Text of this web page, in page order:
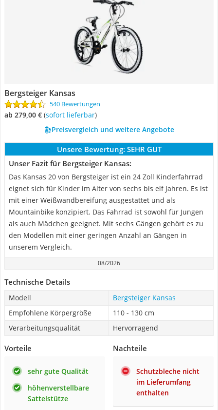
Bergsteiger Kansas
540 Bewertungen
ab 279,00 € ( Sofort lieferbar)
Preisvergleich und weitere Angebote
Unsere Bewertung: SEHR GUT
Unser Fazit für Bergsteiger Kansas:
Das Kansas 20 von Bergsteiger ist ein 24 Zoll Kinderfahrrad
eignet sich für Kinder im Alter von sechs bis elf Jahren. Es ist
mit einer Weißwandbereifung ausgestattet und als
Mountainbike konzipiert. Das Fahrrad ist sowohl für Jungen
als auch Mädchen geeignet. Mit sechs Gängen gehört es zu
den Modellen mit einer geringen Anzahl an Gängen in
unserem Vergleich.
08/2026
Technische Details
Modell
Bergsteiger Kansas
Empfohlene Körpergröße
110 - 130 cm
Verarbeitungsqualität
Hervorragend
Vorteile
sehr gute Qualität
höhenverstellbare
Sattelstütze
Nachteile
Schutzbleche nicht
im Lieferumfang
enthalten